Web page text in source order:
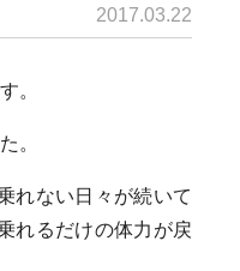
2017.03.22
。
。
れない日々が続いて
れるだけの体力が戻